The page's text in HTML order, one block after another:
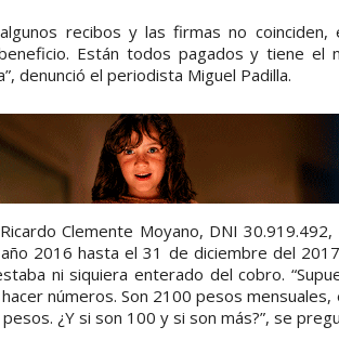
recibos y las firmas no
Están todos pagados y tiene el
denunció el periodista Miguel Padilla.
Clemente Moyano, DNI
2016 hasta el 31 de diciembre del
ni siquiera enterado del cobro.
números. Son 2100 pesos
¿Y si son 100 y si son más?”, se